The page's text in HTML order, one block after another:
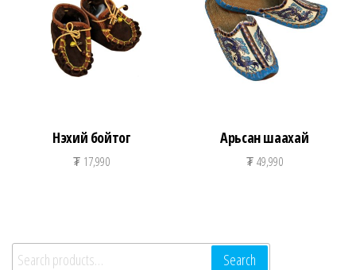
Нэхий бойтог
₮ 17,990
Арьсан шаахай
₮49,990
Search for: Search